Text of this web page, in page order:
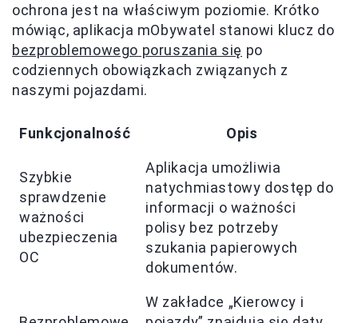
ochrona jest na właściwym poziomie. Krótko
mówiąc, aplikacja mObywatel stanowi klucz do
bezproblemowego poruszania się po
codziennych obowiązkach związanych z
naszymi pojazdami.
Funkcjonalność Opis
Szybkie
sprawdzenie
ważności
ubezpieczenia
OC
Aplikacja umożliwia
natychmiastowy dostęp do
informacji o ważności
polisy bez potrzeby
szukania papierowych
dokumentów.
W zakładce „Kierowcy i